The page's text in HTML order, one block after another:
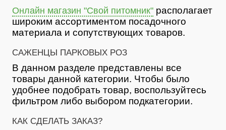
Онлайн магазин "Свой питомник" располагает
широким ассортиментом посадочного
материала и сопутствующих товаров.
САЖЕНЦЫ ПАРКОВЫХ РОЗ
В данном разделе представлены все
товары данной категории. Чтобы было
удобнее подобрать товар, воспользуйтесь
фильтром либо выбором подкатегории.
КАК СДЕЛАТЬ ЗАКАЗ?